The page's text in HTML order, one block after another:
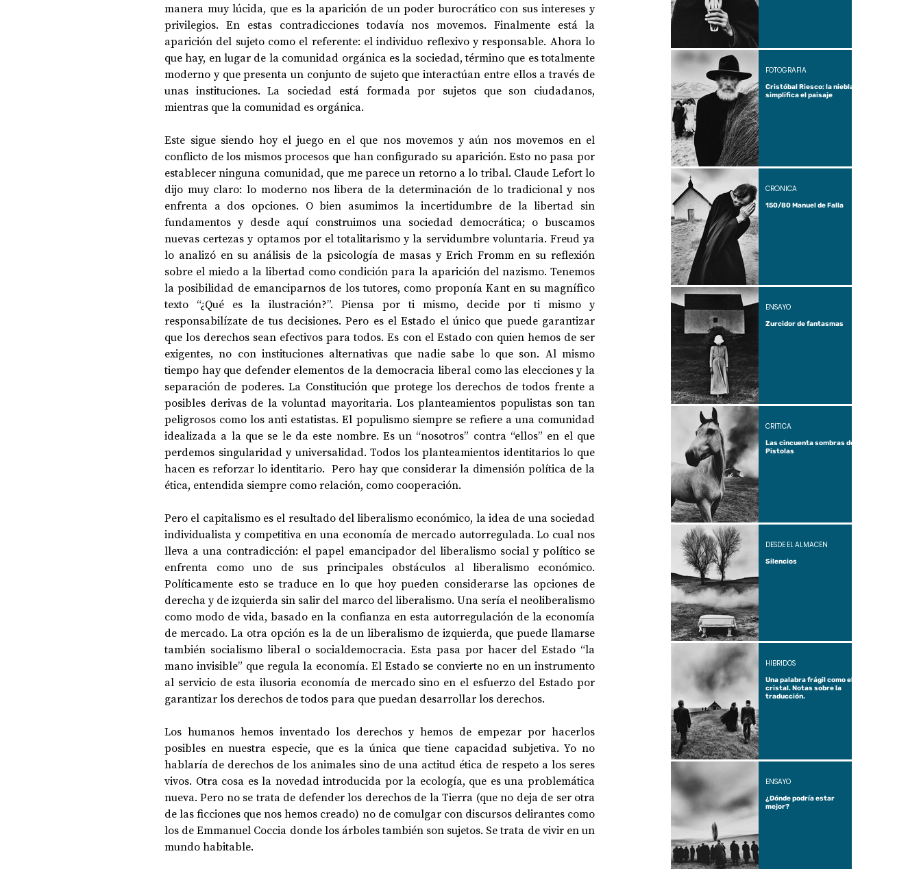
manera muy lúcida, que es la aparición de un poder burocrático con sus intereses y
privilegios. En estas contradicciones todavía nos movemos. Finalmente está la
aparición del sujeto como el referente: el individuo reflexivo y responsable. Ahora lo
que hay, en lugar de la comunidad orgánica es la sociedad, término que es totalmente
moderno y que presenta un conjunto de sujeto que interactúan entre ellos a través de
unas instituciones. La sociedad está formada por sujetos que son ciudadanos,
mientras que la comunidad es orgánica.
Este sigue siendo hoy el juego en el que nos movemos y aún nos movemos en el
conflicto de los mismos procesos que han configurado su aparición. Esto no pasa por
establecer ninguna comunidad, que me parece un retorno a lo tribal. Claude Lefort lo
dijo muy claro: lo moderno nos libera de la determinación de lo tradicional y nos
enfrenta a dos opciones. O bien asumimos la incertidumbre de la libertad sin
fundamentos y desde aquí construimos una sociedad democrática; o buscamos
nuevas certezas y optamos por el totalitarismo y la servidumbre voluntaria. Freud ya
lo analizó en su análisis de la psicología de masas y Erich Fromm en su reflexión
sobre el miedo a la libertad como condición para la aparición del nazismo. Tenemos
la posibilidad de emanciparnos de los tutores, como proponía Kant en su magnífico
texto “¿Qué es la ilustración?”. Piensa por ti mismo, decide por ti mismo y
responsabilízate de tus decisiones. Pero es el Estado el único que puede garantizar
que los derechos sean efectivos para todos. Es con el Estado con quien hemos de ser
exigentes, no con instituciones alternativas que nadie sabe lo que son. Al mismo
tiempo hay que defender elementos de la democracia liberal como las elecciones y la
separación de poderes. La Constitución que protege los derechos de todos frente a
posibles derivas de la voluntad mayoritaria. Los planteamientos populistas son tan
peligrosos como los anti estatistas. El populismo siempre se refiere a una comunidad
idealizada a la que se le da este nombre. Es un “nosotros” contra “ellos” en el que
perdemos singularidad y universalidad. Todos los planteamientos identitarios lo que
hacen es reforzar lo identitario.  Pero hay que considerar la dimensión política de la
ética, entendida siempre como relación, como cooperación.
Pero el capitalismo es el resultado del liberalismo económico, la idea de una sociedad
individualista y competitiva en una economía de mercado autorregulada. Lo cual nos
lleva a una contradicción: el papel emancipador del liberalismo social y político se
enfrenta como uno de sus principales obstáculos al liberalismo económico.
Políticamente esto se traduce en lo que hoy pueden considerarse las opciones de
derecha y de izquierda sin salir del marco del liberalismo. Una sería el neoliberalismo
como modo de vida, basado en la confianza en esta autorregulación de la economía
de mercado. La otra opción es la de un liberalismo de izquierda, que puede llamarse
también socialismo liberal o socialdemocracia. Esta pasa por hacer del Estado “la
mano invisible” que regula la economía. El Estado se convierte no en un instrumento
al servicio de esta ilusoria economía de mercado sino en el esfuerzo del Estado por
garantizar los derechos de todos para que puedan desarrollar los derechos.
Los humanos hemos inventado los derechos y hemos de empezar por hacerlos
posibles en nuestra especie, que es la única que tiene capacidad subjetiva. Yo no
hablaría de derechos de los animales sino de una actitud ética de respeto a los seres
vivos. Otra cosa es la novedad introducida por la ecología, que es una problemática
nueva. Pero no se trata de defender los derechos de la Tierra (que no deja de ser otra
de las ficciones que nos hemos creado) no de comulgar con discursos delirantes como
los de Emmanuel Coccia donde los árboles también son sujetos. Se trata de vivir en un
mundo habitable.
Cristóbal Riesco: la niebla
simplifica el paisaje
FOTOGRAFÍA
150/80 Manuel de Falla
CRÓNICA
Zurcidor de fantasmas
ENSAYO
Las cincuenta sombras de
Pistolas
CRÍTICA
Silencios
DESDE EL ALMACÉN
Una palabra frágil como el
cristal. Notas sobre la
traducción.
HÍBRIDOS
¿Dónde podría estar
mejor?
ENSAYO